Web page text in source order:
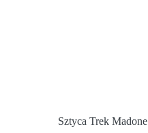
Sztyca Trek